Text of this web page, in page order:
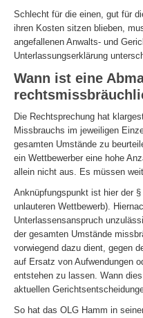
Schlecht für die einen, gut für
ihren Kosten sitzen blieben,
angefallenen Anwalts- und
Unterlassungserklärung
Wann ist eine
Die Rechtsprechung hat
Missbrauchs im jeweiligen
gesamten Umstände zu
ein Wettbewerber eine hohe
allein nicht aus. Es müssen
Anknüpfungspunkt ist hier der
unlauteren Wettbewerb).
Unterlassensanspruch
der gesamten Umstände
vorwiegend dazu dient, gegen
auf Ersatz von Aufwendungen
entstehen zu lassen. Wann
aktuellen
So hat das OLG Hamm in